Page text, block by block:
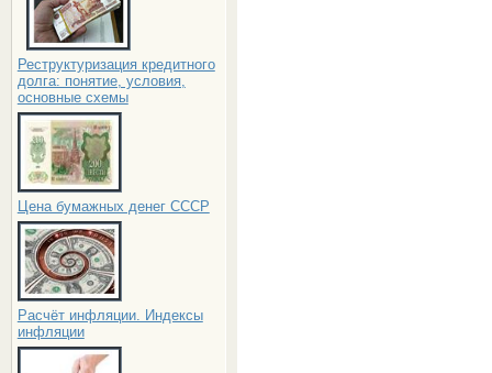
Реструктуризация кредитного
долга: понятие, условия,
основные схемы
Цена бумажных денег СССР
Расчёт инфляции. Индексы
инфляции